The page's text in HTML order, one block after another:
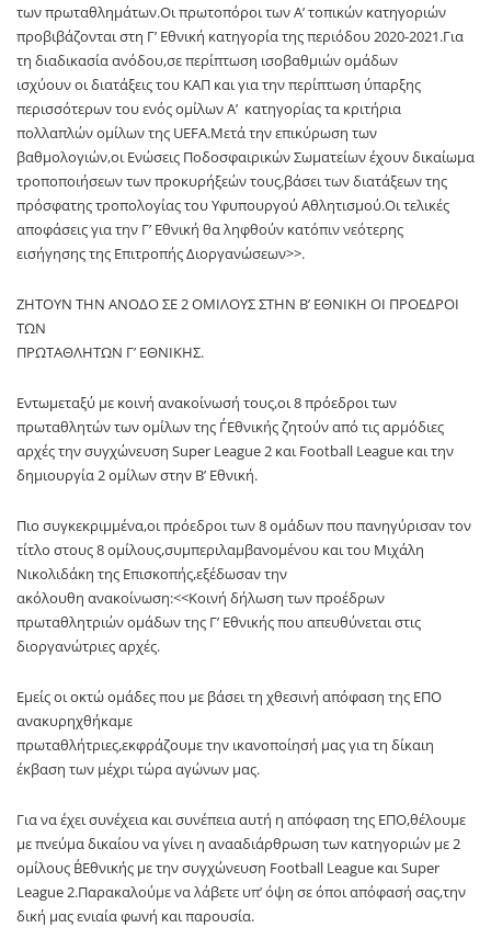
των πρωταθλημάτων.Οι πρωτοπόροι των Α’ τοπικών κατηγοριών
προβιβάζονται στη Γ’ Εθνική κατηγορία της περιόδου 2020-2021.Για
τη διαδικασία ανόδου,σε περίπτωση ισοβαθμιών ομάδων
ισχύουν οι διατάξεις του ΚΑΠ και για την περίπτωση ύπαρξης
περισσότερων του ενός ομίλων Α’ κατηγορίας τα κριτήρια
πολλαπλών ομίλων της UEFA.Μετά την επικύρωση των
βαθμολογιών,οι Ενώσεις Ποδοσφαιρικών Σωματείων έχουν δικαίωμα
τροποποιήσεων των προκυρήξεών τους,βάσει των διατάξεων της
πρόσφατης τροπολογίας του Υφυπουργού Αθλητισμού.Οι τελικές
αποφάσεις για την Γ’ Εθνική θα ληφθούν κατόπιν νεότερης
εισήγησης της Επιτροπής Διοργανώσεων>>.
ΖΗΤΟΥΝ ΤΗΝ ΑΝΟΔΟ ΣΕ 2 ΟΜΙΛΟΥΣ ΣΤΗΝ Β’ ΕΘΝΙΚΗ ΟΙ ΠΡΟΕΔΡΟΙ
ΤΩΝ
ΠΡΩΤΑΘΛΗΤΩΝ Γ’ ΕΘΝΙΚΗΣ.
Εντωμεταξύ με κοινή ανακοίνωσή τους,οι 8 πρόεδροι των
πρωταθλητών των ομίλων της Γ΄Εθνικής ζητούν από τις αρμόδιες
αρχές την συγχώνευση Super League 2 και Football League και την
δημιουργία 2 ομίλων στην Β’ Εθνική.
Πιο συγκεκριμμένα,οι πρόεδροι των 8 ομάδων που πανηγύρισαν τον
τίτλο στους 8 ομίλους,συμπεριλαμβανομένου και του Μιχάλη
Νικολιδάκη της Επισκοπής,εξέδωσαν την
ακόλουθη ανακοίνωση:<<Κοινή δήλωση των προέδρων
πρωταθλητριών ομάδων της Γ’ Εθνικής που απευθύνεται στις
διοργανώτριες αρχές.
Εμείς οι οκτώ ομάδες που με βάσει τη χθεσινή απόφαση της ΕΠΟ
ανακυρηχθήκαμε
πρωταθλήτριες,εκφράζουμε την ικανοποίησή μας για τη δίκαιη
έκβαση των μέχρι τώρα αγώνων μας.
Για να έχει συνέχεια και συνέπεια αυτή η απόφαση της ΕΠΟ,θέλουμε
με πνεύμα δικαίου να γίνει η ανααδιάρθρωση των κατηγοριών με 2
ομίλους Β΄Εθνικής με την συγχώνευση Football League και Super
League 2.Παρακαλούμε να λάβετε υπ’ όψη σε όποι απόφασή σας,την
δική μας ενιαία φωνή και παρουσία.